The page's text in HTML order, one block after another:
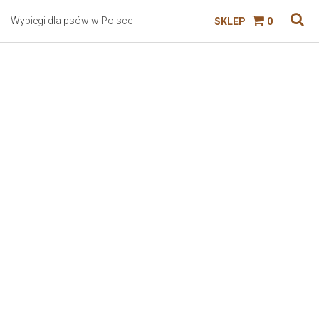
Wybiegi dla psów w Polsce SKLEP 0